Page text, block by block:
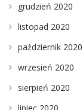
grudzień 2020
listopad 2020
październik 2020
wrzesień 2020
sierpień 2020